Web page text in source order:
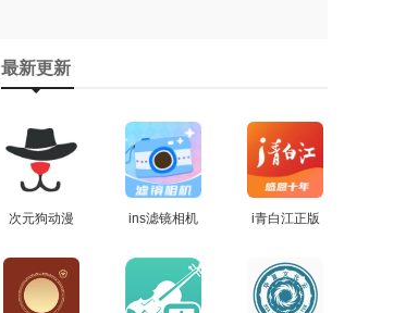
最新更新
次元狗动漫
ins滤镜相机
i青白江正版